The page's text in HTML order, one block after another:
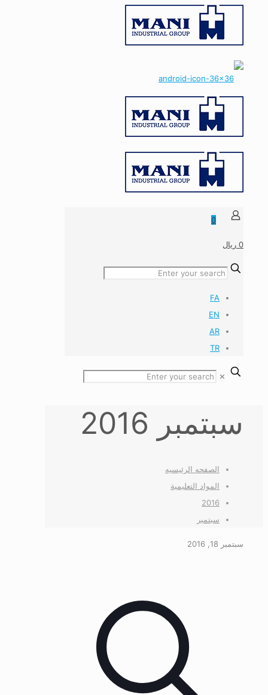
0
0 ریال
FA
EN
AR
TR
✕
سبتمبر 2016
الصفحه الرئیسیه
المواد التعليمية
2016
سبتمبر
سبتمبر 18, 2016